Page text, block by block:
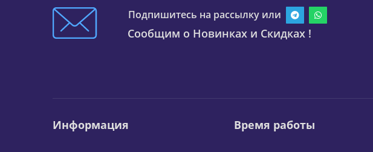
Подпишитесь на рассылку или
Сообщим о Новинках и Скидках !
Информация Время работы